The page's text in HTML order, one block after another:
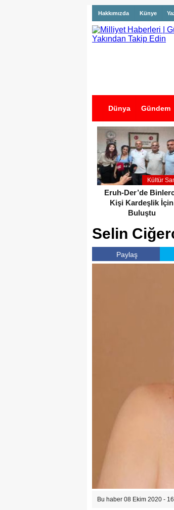
Hakkımızda Künye
Dünya Gündem
İş İlanları
Kültür
Eruh-Der’de
Kişi Kardeşlik İçin
Buluştu
Selin
Paylaş
Bu haber 08 Ekim 2020 -